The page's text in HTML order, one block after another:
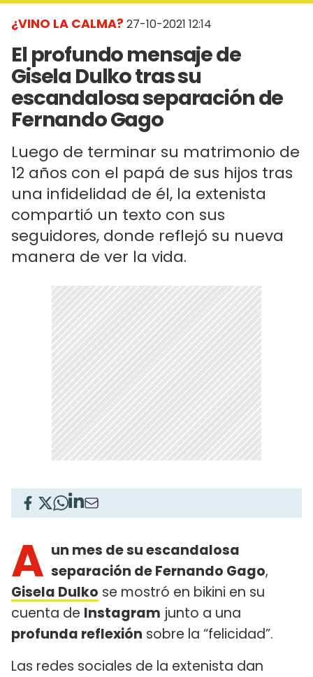
¿VINO LA CALMA? 27-10-2021 12:14
El profundo mensaje de
Gisela Dulko tras su
escandalosa separación de
Fernando Gago
Luego de terminar su matrimonio de
12 años con el papá de sus hijos tras
una infidelidad de él, la extenista
compartió un texto con sus
seguidores, donde reflejó su nueva
manera de ver la vida.
A un mes de su escandalosa
separación de Fernando Gago,
Gisela Dulko se mostró en bikini en su
cuenta de Instagram junto a una
profunda reflexión sobre la “felicidad”.
Las redes sociales de la extenista dan